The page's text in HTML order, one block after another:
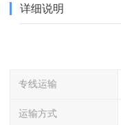
详细说明
专线运输
运输方式